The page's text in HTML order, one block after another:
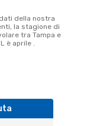
la stagione di
tra Tampa e
è aprile .